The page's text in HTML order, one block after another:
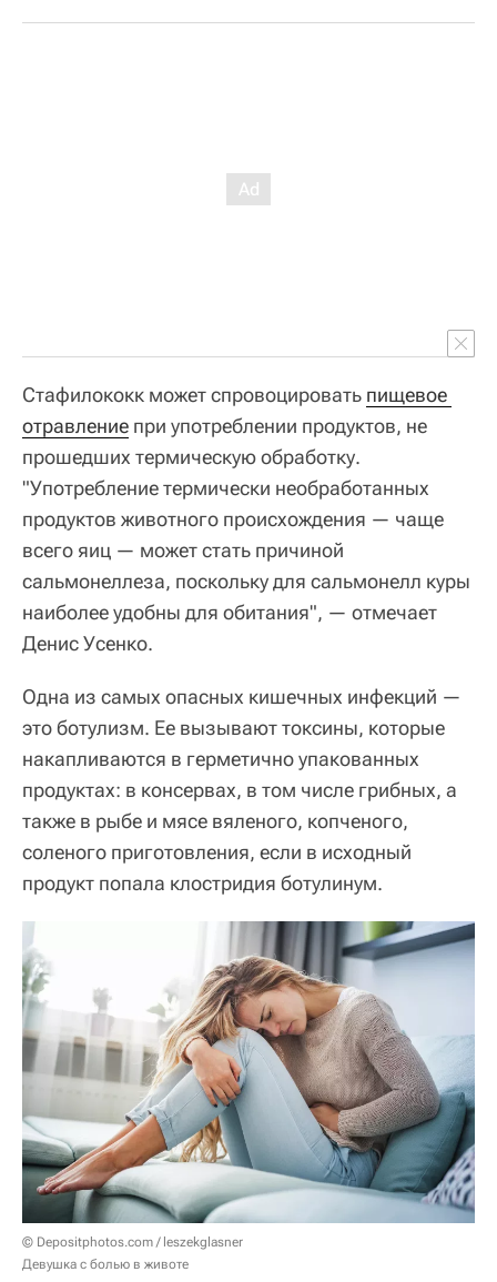
Стафилококк может спровоцировать пищевое
отравление при употреблении продуктов, не
прошедших термическую обработку.
"Употребление термически необработанных
продуктов животного происхождения — чаще
всего яиц — может стать причиной
сальмонеллеза, поскольку для сальмонелл куры
наиболее удобны для обитания", — отмечает
Денис Усенко.
Одна из самых опасных кишечных инфекций —
это ботулизм. Ее вызывают токсины, которые
накапливаются в герметично упакованных
продуктах: в консервах, в том числе грибных, а
также в рыбе и мясе вяленого, копченого,
соленого приготовления, если в исходный
продукт попала клостридия ботулинум.
© Depositphotos.com / leszekglasner
Девушка с болью в животе